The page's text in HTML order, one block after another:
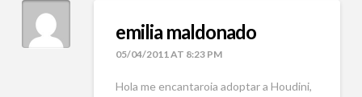
emilia maldonado
05/04/2011 AT 8:23 PM
Hola me encantaroia adoptar a Houdini,